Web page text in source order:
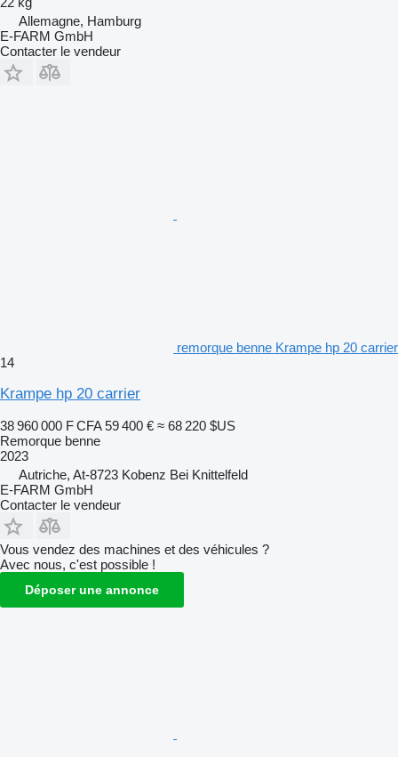
Allemagne, Hamburg
E-FARM GmbH
Contacter le vendeur
remorque benne Krampe hp 20 carrier
14
Krampe hp 20 carrier
38 960 000 F CFA 59 400 € ≈ 68 220 $US
Remorque benne
2023
Autriche, At-8723 Kobenz Bei Knittelfeld
E-FARM GmbH
Contacter le vendeur
Vous vendez des machines et des véhicules ?
Avec nous, c'est possible !
Déposer une annonce